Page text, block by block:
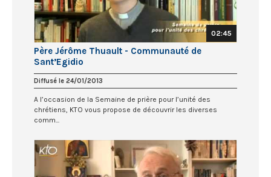
02:45
Père Jérôme Thuault - Communauté de
Sant’Egidio
Diffusé le 24/01/2013
A l’occasion de la Semaine de prière pour l’unité des
chrétiens, KTO vous propose de découvrir les diverses
comm...